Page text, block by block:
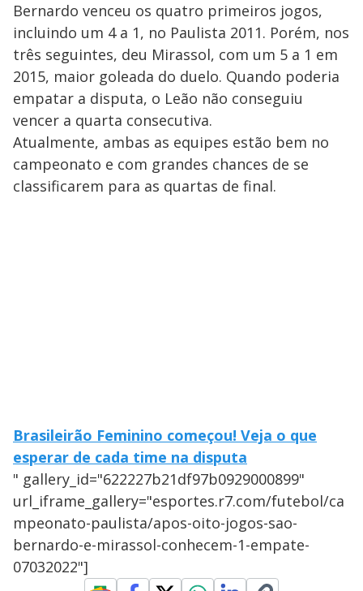
Bernardo venceu os quatro primeiros jogos,
incluindo um 4 a 1, no Paulista 2011. Porém, nos
três seguintes, deu Mirassol, com um 5 a 1 em
2015, maior goleada do duelo. Quando poderia
empatar a disputa, o Leão não conseguiu
vencer a quarta consecutiva.
Atualmente, ambas as equipes estão bem no
campeonato e com grandes chances de se
classificarem para as quartas de final.
Brasileirão Feminino começou! Veja o que
esperar de cada time na disputa
" gallery_id="622227b21df97b0929000899"
url_iframe_gallery="esportes.r7.com/futebol/ca
mpeonato-paulista/apos-oito-jogos-sao-
bernardo-e-mirassol-conhecem-1-empate-
07032022"]